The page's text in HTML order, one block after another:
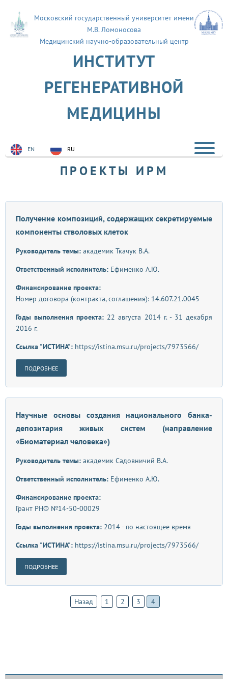
Московский государственный университет имени
М.В. Ломоносова
Медицинский научно-образовательный центр
ИНСТИТУТ
РЕГЕНЕРАТИВНОЙ
МЕДИЦИНЫ
EN RU
ПРОЕКТЫ ИРМ
Получение композиций, содержащих секретируемые
компоненты стволовых клеток
Руководитель темы: академик Ткачук В.А.
Ответственный исполнитель: Ефименко А.Ю.
Финансирование проекта:
Номер договора (контракта, соглашения): 14.607.21.0045
Годы выполнения проекта: 22 августа 2014 г. - 31 декабря
2016 г.
Ссылка "ИСТИНА": https://istina.msu.ru/projects/7973566/
ПОДРОБНЕЕ
Научные основы создания национального банка-
депозитария живых систем (направление
«Биоматериал человека»)
Руководитель темы: академик Садовничий В.А.
Ответственный исполнитель: Ефименко А.Ю.
Финансирование проекта:
Грант РНФ №14-50-00029
Годы выполнения проекта: 2014 - по настоящее время
Ссылка "ИСТИНА": https://istina.msu.ru/projects/7973566/
ПОДРОБНЕЕ
Назад 1 2 3 4